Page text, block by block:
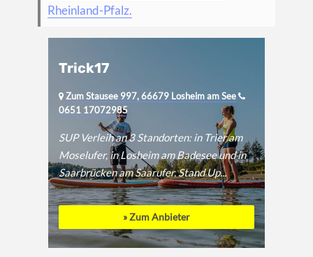
Rheinland-Pfalz.
Trick17
Zum Stausee 997, 66679 Losheim am See
0651 17072985
SUP Verleih an 3 Standorten: in Trier am
Moselufer, in Losheim am Badesee und in
Saarbrücken am Saarufer. Stand Up...
» Zum Anbieter